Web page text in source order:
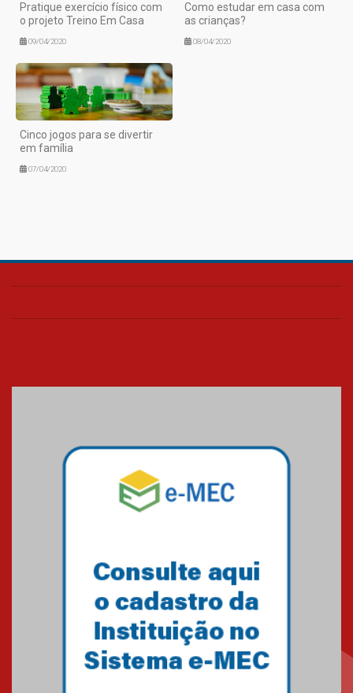
Pratique exercício físico com
o projeto Treino Em Casa
09/04/2020
Como estudar em casa com
as crianças?
08/04/2020
Cinco jogos para se divertir
em família
07/04/2020